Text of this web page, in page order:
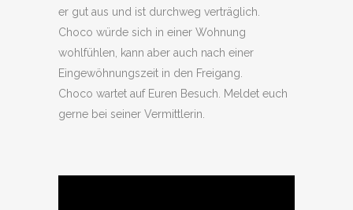
er gut aus und ist durchweg verträglich.
Choco würde sich in einer Wohnung
wohlfühlen, kann aber auch nach einer
Eingewöhnungszeit in den Freigang.
Choco wartet auf Euren Besuch. Meldet euch
gerne bei seiner Vermittlerin.